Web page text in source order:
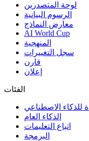
لوحة المتصدرين
الرسوم البيانية
معارض النماذج
AI World Cup
المنهجية
سجل التغييرات
قارن
إعلان
الفئات
للذكاء الاصطناعي
الذكاء العام
اتباع التعليمات
البرمجة